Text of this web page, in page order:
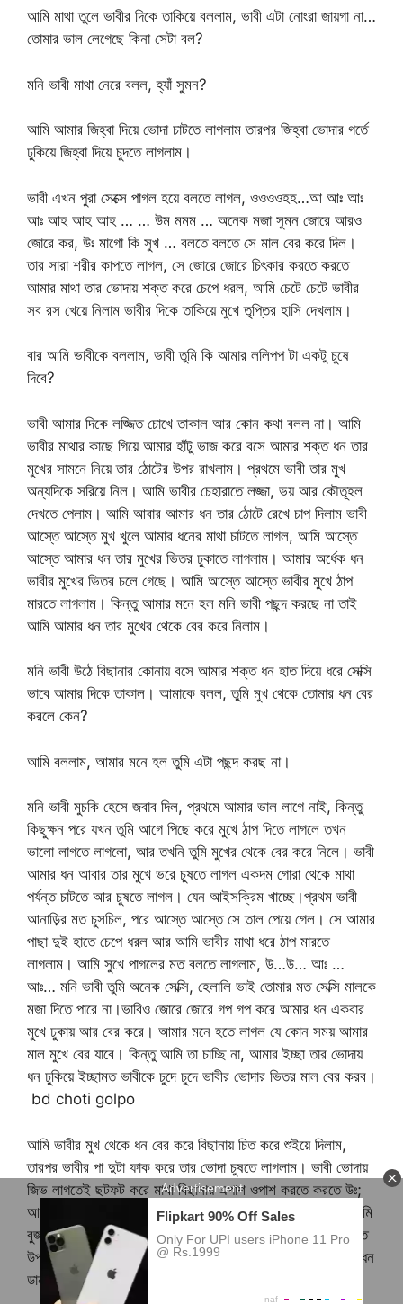
আমি মাথা তুলে ভাবীর দিকে তাকিয়ে বললাম, ভাবী এটা নোংরা জায়গা না…
তোমার ভাল লেগেছে কিনা সেটা বল?
মনি ভাবী মাথা নেরে বলল, হ্যাঁ সুমন?
আমি আমার জিহ্বা দিয়ে ভোদা চাটতে লাগলাম তারপর জিহ্বা ভোদার গর্তে
ঢুকিয়ে জিহ্বা দিয়ে চুদতে লাগলাম।
ভাবী এখন পুরা সেক্সে পাগল হয়ে বলতে লাগল, ওওওওহহ…আ আঃ আঃ
আঃ আহ আহ আহ … … উম মমম … অনেক মজা সুমন জোরে আরও
জোরে কর, উঃ মাগো কি সুখ … বলতে বলতে সে মাল বের করে দিল।
তার সারা শরীর কাপতে লাগল, সে জোরে জোরে চিৎকার করতে করতে
আমার মাথা তার ভোদায় শক্ত করে চেপে ধরল, আমি চেটে চেটে ভাবীর
সব রস খেয়ে নিলাম ভাবীর দিকে তাকিয়ে মুখে তৃপ্তির হাসি দেখলাম।
বার আমি ভাবীকে বললাম, ভাবী তুমি কি আমার ললিপপ টা একটু চুষে
দিবে?
ভাবী আমার দিকে লজ্জিত চোখে তাকাল আর কোন কথা বলল না। আমি
ভাবীর মাথার কাছে গিয়ে আমার হাঁটু ভাজ করে বসে আমার শক্ত ধন তার
মুখের সামনে নিয়ে তার ঠোটের উপর রাখলাম। প্রথমে ভাবী তার মুখ
অন্যদিকে সরিয়ে নিল। আমি ভাবীর চেহারাতে লজ্জা, ভয় আর কৌতূহল
দেখতে পেলাম। আমি আবার আমার ধন তার ঠোটে রেখে চাপ দিলাম ভাবী
আস্তে আস্তে মুখ খুলে আমার ধনের মাথা চাটতে লাগল, আমি আস্তে
আস্তে আমার ধন তার মুখের ভিতর ঢুকাতে লাগলাম। আমার অর্ধেক ধন
ভাবীর মুখের ভিতর চলে গেছে। আমি আস্তে আস্তে ভাবীর মুখে ঠাপ
মারতে লাগলাম। কিন্তু আমার মনে হল মনি ভাবী পছন্দ করছে না তাই
আমি আমার ধন তার মুখের থেকে বের করে নিলাম।
মনি ভাবী উঠে বিছানার কোনায় বসে আমার শক্ত ধন হাত দিয়ে ধরে সেক্সি
ভাবে আমার দিকে তাকাল। আমাকে বলল, তুমি মুখ থেকে তোমার ধন বের
করলে কেন?
আমি বললাম, আমার মনে হল তুমি এটা পছন্দ করছ না।
মনি ভাবী মুচকি হেসে জবাব দিল, প্রথমে আমার ভাল লাগে নাই, কিন্তু
কিছুক্ষন পরে যখন তুমি আগে পিছে করে মুখে ঠাপ দিতে লাগলে তখন
ভালো লাগতে লাগলো, আর তখনি তুমি মুখের থেকে বের করে নিলে। ভাবী
আমার ধন আবার তার মুখে ভরে চুষতে লাগল একদম গোরা থেকে মাথা
পর্যন্ত চাটতে আর চুষতে লাগল। যেন আইসক্রিম খাচ্ছে।প্রথম ভাবী
আনাড়ির মত চুসচিল, পরে আস্তে আস্তে সে তাল পেয়ে গেল। সে আমার
পাছা দুই হাতে চেপে ধরল আর আমি ভাবীর মাথা ধরে ঠাপ মারতে
লাগলাম। আমি সুখে পাগলের মত বলতে লাগলাম, উ…উ… আঃ …
আঃ… মনি ভাবী তুমি অনেক সেক্সি, হেলালি ভাই তোমার মত সেক্সি মালকে
মজা দিতে পারে না।ভাবিও জোরে জোরে গপ গপ করে আমার ধন একবার
মুখে ঢুকায় আর বের করে। আমার মনে হতে লাগল যে কোন সময় আমার
মাল মুখে বের যাবে। কিন্তু আমি তা চাচ্ছি না, আমার ইচ্ছা তার ভোদায়
ধন ঢুকিয়ে ইচ্ছামত ভাবীকে চুদে চুদে ভাবীর ভোদার ভিতর মাল বের করব।
bd choti golpo
আমি ভাবীর মুখ থেকে ধন বের করে বিছানায় চিত করে শুইয়ে দিলাম,
তারপর ভাবীর পা দুটা ফাক করে তার ভোদা চুষতে লাগলাম। ভাবী ভোদায়
জিভ লাগতেই ছটফট করে মাথা বিছানায় এপাশ ওপাশ করতে করতে উঃ;
আঃ আঃ আঃ আমাকে মেরে ফেল এত সুখ আমি কোনদিন পাই নাই। আমি
বুজলাম এটা সঠিক সময় ভাবীর ভোদায় ধন ঢুকাবার, আমি আস্তে আস্তে
উপরে উঠে ভাবীর দুধ কামড়াতে, টিপতে ও চুষতে লাগলাম, আর আমার ধন
ডান হাতে ধরে ভাবীর ভোদার বিচিতে ঘষতে লাগলাম।